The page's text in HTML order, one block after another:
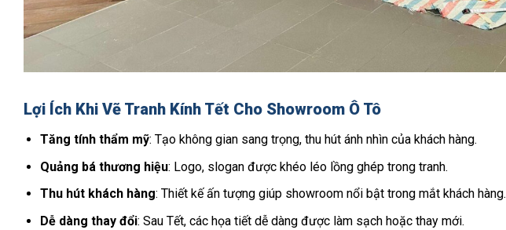
Lợi Ích Khi Vẽ Tranh Kính Tết Cho Showroom Ô Tô
Tăng tính thẩm mỹ: Tạo không gian sang trọng, thu hút ánh nhìn của khách hàng.
Quảng bá thương hiệu: Logo, slogan được khéo léo lồng ghép trong tranh.
Thu hút khách hàng: Thiết kế ấn tượng giúp showroom nổi bật trong mắt khách hàng.
Dễ dàng thay đổi: Sau Tết, các họa tiết dễ dàng được làm sạch hoặc thay mới.